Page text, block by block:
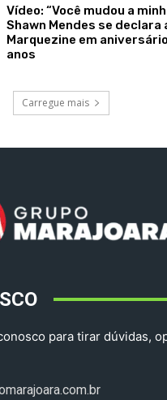
Vídeo: “Você mudou a
Shawn Mendes se declara
Marquezine em
anos
Carregue mais
para tirar dúvidas,